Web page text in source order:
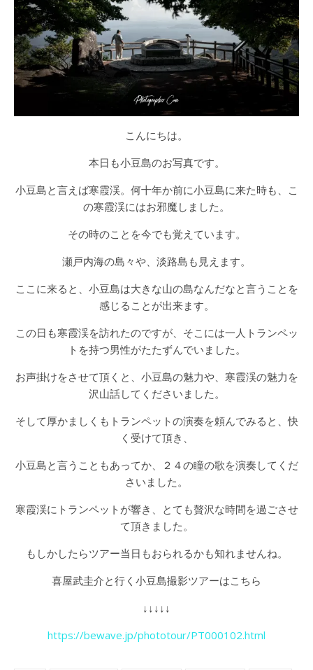
こんにちは。
本日も小豆島のお写真です。
小豆島と言えば寒霞渓。何十年か前に小豆島に来た時も、こ
の寒霞渓にはお邪魔しました。
その時のことを今でも覚えています。
瀬戸内海の島々や、淡路島も見えます。
ここに来ると、小豆島は大きな山の島なんだなと言うことを
感じることが出来ます。
この日も寒霞渓を訪れたのですが、そこには一人トランペッ
トを持つ男性がたたずんでいました。
お声掛けをさせて頂くと、小豆島の魅力や、寒霞渓の魅力を
沢山話してくださいました。
そして厚かましくもトランペットの演奏を頼んでみると、快
く受けて頂き、
小豆島と言うこともあってか、２４の瞳の歌を演奏してくだ
さいました。
寒霞渓にトランペットが響き、とても贅沢な時間を過ごさせ
て頂きました。
もしかしたらツアー当日もおられるかも知れませんね。
喜屋武圭介と行く小豆島撮影ツアーはこちら
↓↓↓↓↓
https://bewave.jp/phototour/PT000102.html